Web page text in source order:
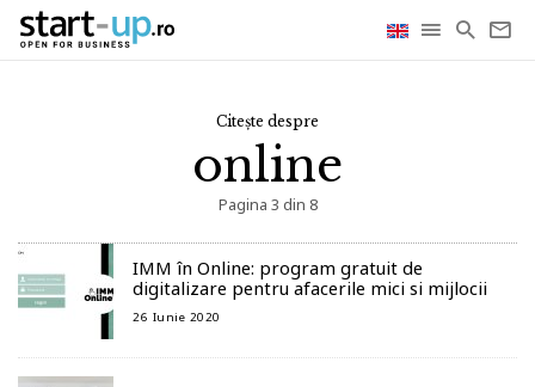
Citește despre
online
Pagina 3 din 8
IMM în Online: program gratuit de
digitalizare pentru afacerile mici si mijlocii
26 Iunie 2020